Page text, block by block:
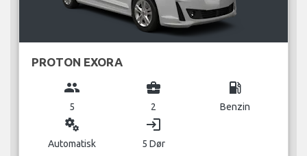
PROTON EXORA
group
5
business_center
2
local_gas_station
Benzin
miscellaneous_services
Automatisk
login
5 Dør